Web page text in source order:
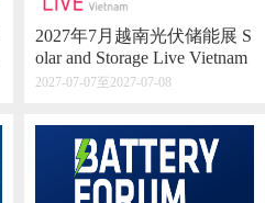
2027年7月越南光伏储能展 S
olar and Storage Live Vietnam
2027-07-07至2027-07-08